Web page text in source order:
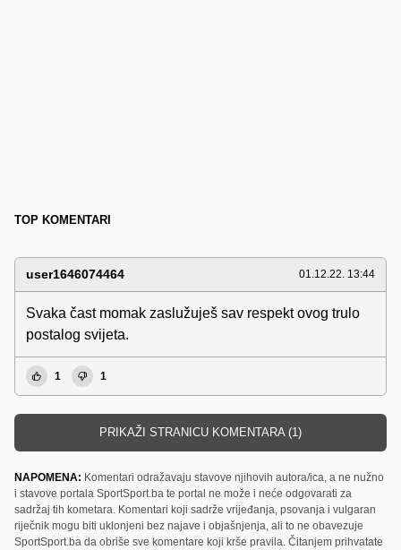
TOP KOMENTARI
user1646074464 01.12.22. 13:44
Svaka čast momak zaslužuješ sav respekt ovog trulo
postalog svijeta.
1 1
PRIKAŽI STRANICU KOMENTARA (1)
NAPOMENA: Komentari odražavaju stavove njihovih autora/ica, a ne nužno
i stavove portala SportSport.ba te portal ne može i neće odgovarati za
sadržaj tih kometara. Komentari koji sadrže vrijeđanja, psovanja i vulgaran
riječnik mogu biti uklonjeni bez najave i objašnjenja, ali to ne obavezuje
SportSport.ba da obriše sve komentare koji krše pravila. Čitanjem prihvatate